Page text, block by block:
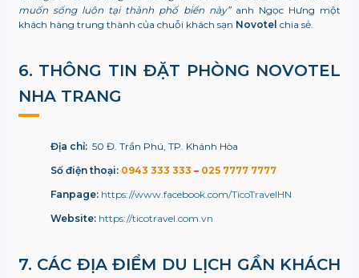
muốn sống luôn tại thành phố biển này” anh Ngọc Hưng một
khách hàng trung thành của chuỗi khách sạn Novotel chia sẻ.
6. THÔNG TIN ĐẶT PHÒNG NOVOTEL
NHA TRANG
Địa chỉ: 50 Đ. Trần Phú, TP. Khánh Hòa
Số điện thoại: 0943 333 333 – 025 7777 7777
Fanpage: https://www.facebook.com/TicoTravelHN
Website: https://ticotravel.com.vn
7. CÁC ĐỊA ĐIỂM DU LỊCH GẦN KHÁCH